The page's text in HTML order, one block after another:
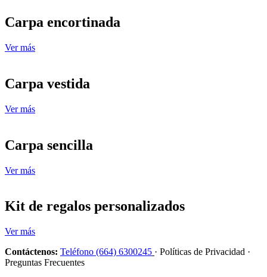
Carpa encortinada
Ver más
Carpa vestida
Ver más
Carpa sencilla
Ver más
Kit de regalos personalizados
Ver más
Contáctenos: Teléfono (664) 6300245 · Políticas de Privacidad ·
Preguntas Frecuentes